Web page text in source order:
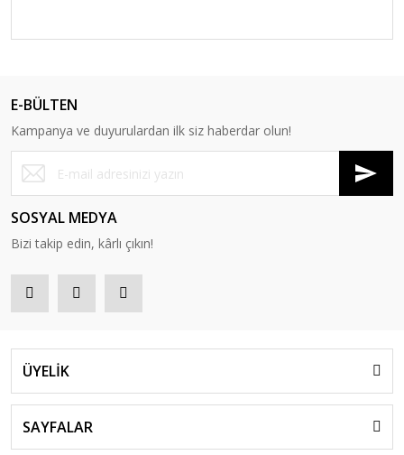
E-BÜLTEN
Kampanya ve duyurulardan ilk siz haberdar olun!
SOSYAL MEDYA
Bizi takip edin, kârlı çıkın!
ÜYELİK
SAYFALAR